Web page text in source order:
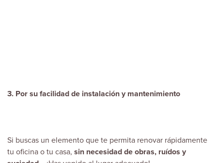
3. Por su facilidad de instalación y mantenimiento
Si buscas un elemento que te permita renovar rápidamente
tu oficina o tu casa, sin necesidad de obras, ruídos y